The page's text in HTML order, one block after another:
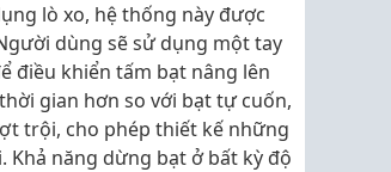
lò xo, hệ thống này được
dùng sẽ sử dụng một tay
điều khiển tấm bạt nâng lên
gian hơn so với bạt tự cuốn,
trội, cho phép thiết kế những
Khả năng dừng bạt ở bất kỳ độ